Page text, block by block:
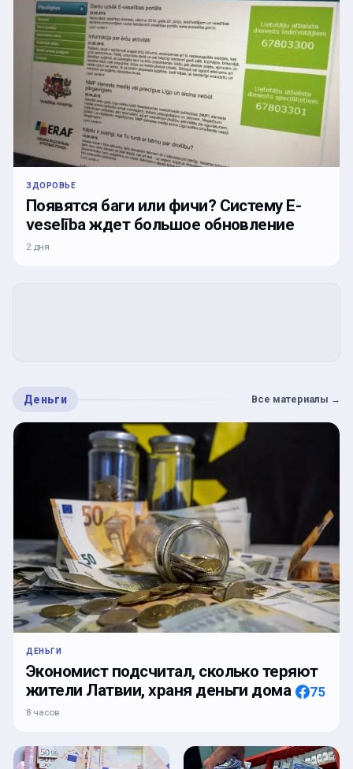
ЗДОРОВЬЕ
Появятся баги или фичи? Систему E-
veselība ждет большое обновление
2 дня
Деньги Все материалы →
ДЕНЬГИ
Экономист подсчитал, сколько теряют
жители Латвии, храня деньги дома
75
8 часов